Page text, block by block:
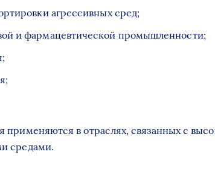
агрессивных сред;
и фармацевтической промышленности;
применяются в отраслях, связанных с
средами.